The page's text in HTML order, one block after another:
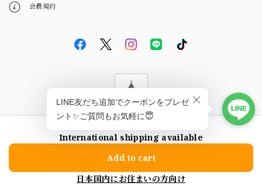
会員規約
© EBiS GEM
International shipping available
Add to cart
日本国内にお住まいの方向け
ショップに質問する